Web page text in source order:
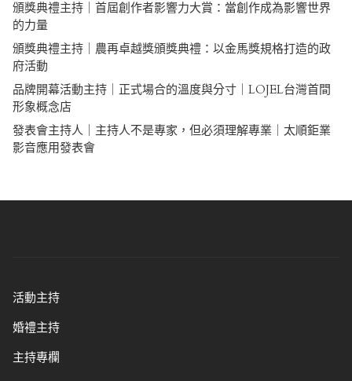
頒獎典禮主持｜首屆創作者影響力大賞：當創作成為影響世界
的力量
頒獎典禮主持｜農再卓越獎頒獎典禮：以金馬獎規格打造的政
府活動
品牌開幕活動主持｜正式場合的溫度與分寸｜LOJEL台灣首間
形象概念店
發表會主持人｜主持人不是專家，但必須理解專業｜太順鉅業
影音應用發表會
活動主持
婚禮主持
主持專欄